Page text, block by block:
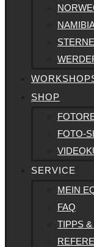
SHOP
FOTO-
SERVICE
MEIN
FAQ
TIPPS